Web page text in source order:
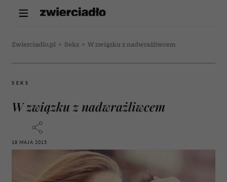
Zwierciadlo.pl > Seks > W związku z nadwrażliwcem
SEKS
W związku z nadwrażliwcem
18 MAJA 2015